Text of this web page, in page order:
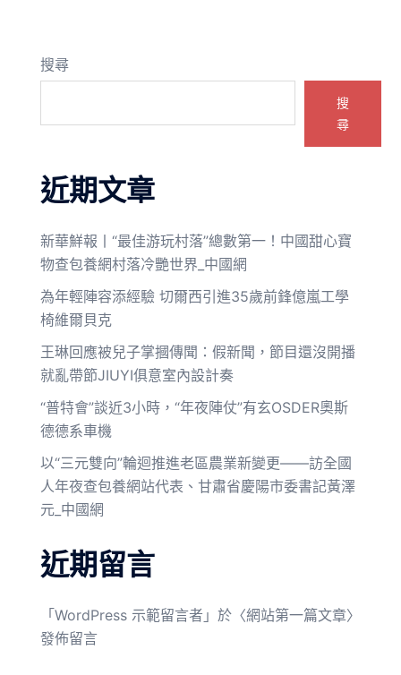
搜尋
搜
尋
近期文章
新華鮮報丨“最佳游玩村落”總數第一！中國甜心寶
物查包養網村落冷艷世界_中國網
為年輕陣容添經驗 切爾西引進35歲前鋒億嵐工學
椅維爾貝克
王琳回應被兒子掌摑傳聞：假新聞，節目還沒開播
就亂帶節JIUYI俱意室內設計奏
“普特會”談近3小時，“年夜陣仗”有玄OSDER奧斯
德德系車機
以“三元雙向”輪迴推進老區農業新變更——訪全國
人年夜查包養網站代表、甘肅省慶陽市委書記黃澤
元_中國網
近期留言
「 WordPress 示範留言者 」於〈網站第一篇文章〉
發佈留言